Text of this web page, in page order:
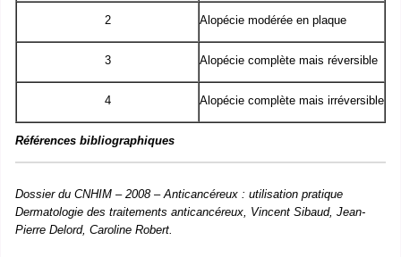
2 Alopécie modérée en plaque
3 Alopécie complète mais réversible
4 Alopécie complète mais irréversible
Références bibliographiques
Dossier du CNHIM – 2008 – Anticancéreux : utilisation pratique
Dermatologie des traitements anticancéreux, Vincent Sibaud, Jean-
Pierre Delord, Caroline Robert.